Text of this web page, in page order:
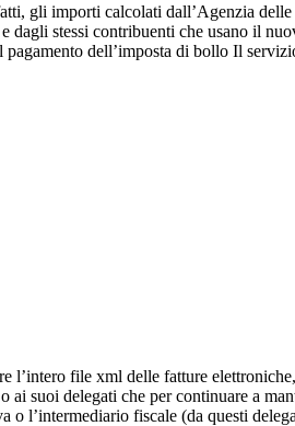
gli importi calcolati dall’Agenzia
stessi contribuenti che usano il
pagamento dell’imposta di bollo Il
file xml delle fatture
suoi delegati che per continuare a
l’intermediario fiscale (da questi